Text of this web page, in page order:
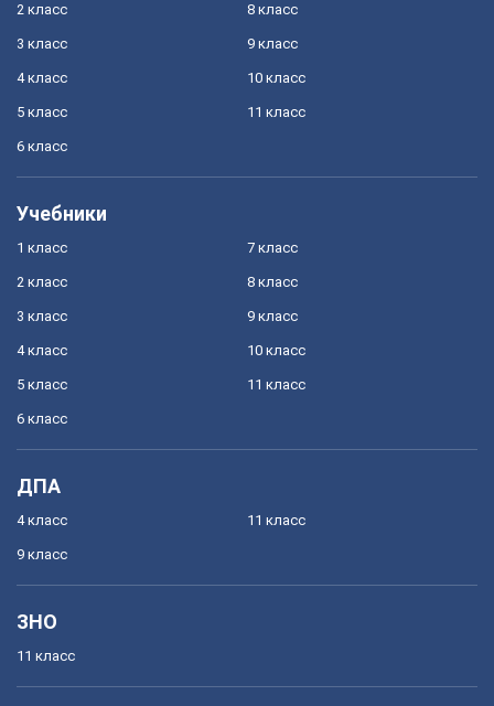
2 класс
3 класс
4 класс
5 класс
6 класс
8 класс
9 класс
10 класс
11 класс
Учебники
1 класс
2 класс
3 класс
4 класс
5 класс
6 класс
7 класс
8 класс
9 класс
10 класс
11 класс
ДПА
4 класс
9 класс
11 класс
ЗНО
11 класс